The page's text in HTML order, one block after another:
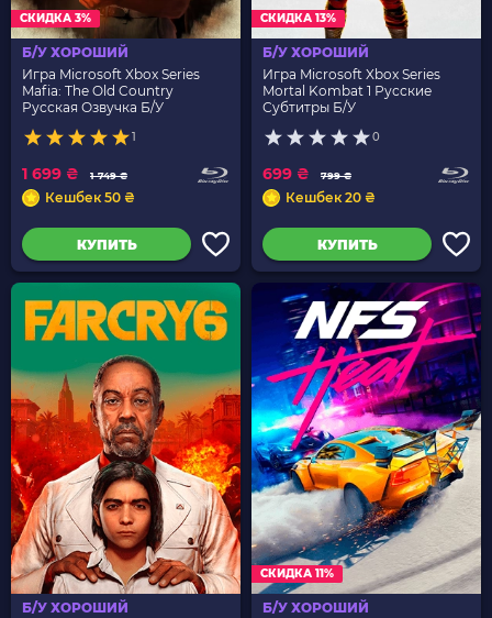
СКИДКА 3%
Б/У ХОРОШИЙ
Игра Microsoft Xbox Series
Mafia: The Old Country
Русская Озвучка Б/У
1
1 749 ₴
1 699 ₴
Кешбек 50 ₴
КУПИТЬ
СКИДКА 13%
Б/У ХОРОШИЙ
Игра Microsoft Xbox Series
Mortal Kombat 1 Русские
Субтитры Б/У
0
799 ₴
699 ₴
Кешбек 20 ₴
КУПИТЬ
Б/У ХОРОШИЙ
СКИДКА 11%
Б/У ХОРОШИЙ